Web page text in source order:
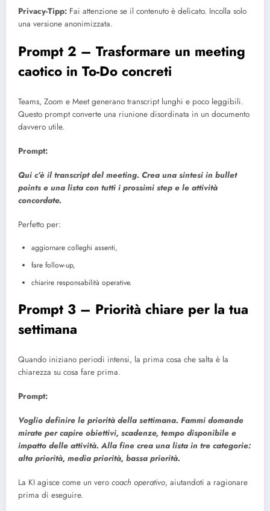
Privacy-Tipp: Fai attenzione se il contenuto è delicato. Incolla solo
una versione anonimizzata.
Prompt 2 – Trasformare un meeting
caotico in To-Do concreti
Teams, Zoom e Meet generano transcript lunghi e poco leggibili.
Questo prompt converte una riunione disordinata in un documento
davvero utile.
Prompt:
Qui c’è il transcript del meeting. Crea una sintesi in bullet
points e una lista con tutti i prossimi step e le attività
concordate.
Perfetto per:
aggiornare colleghi assenti,
fare follow-up,
chiarire responsabilità operative.
Prompt 3 – Priorità chiare per la tua
settimana
Quando iniziano periodi intensi, la prima cosa che salta è la
chiarezza su cosa fare prima.
Prompt:
Voglio definire le priorità della settimana. Fammi domande
mirate per capire obiettivi, scadenze, tempo disponibile e
impatto delle attività. Alla fine crea una lista in tre categorie:
alta priorità, media priorità, bassa priorità.
La KI agisce come un vero coach operativo, aiutandoti a ragionare
prima di eseguire.